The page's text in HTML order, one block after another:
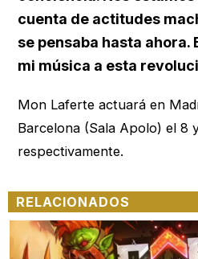
cuenta de actitudes
se pensaba hasta ahora.
mi música a esta
Mon Laferte actuará en
Barcelona (Sala Apolo) el 8
respectivamente.
RELACIONADOS